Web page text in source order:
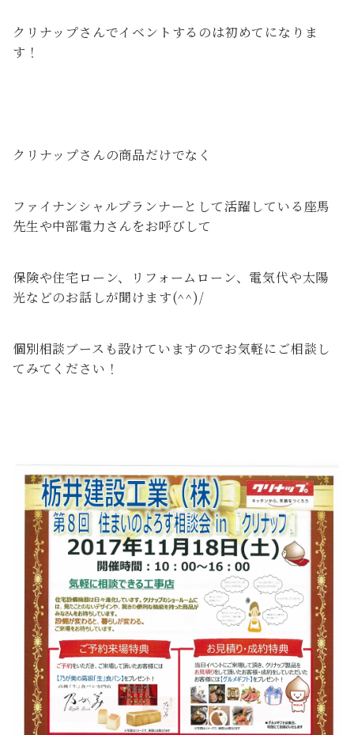
クリナップさんでイベントするのは初めてになりま
す！
クリナップさんの商品だけでなく
ファイナンシャルプランナーとして活躍している座馬
先生や中部電力さんをお呼びして
保険や住宅ローン、リフォームローン、電気代や太陽
光などのお話しが聞けます(^^)/
個別相談ブースも設けていますのでお気軽にご相談し
てみてください！